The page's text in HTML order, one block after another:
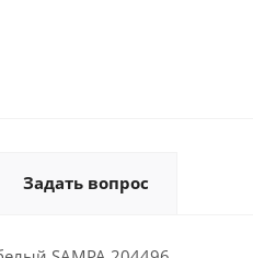
Задать вопрос